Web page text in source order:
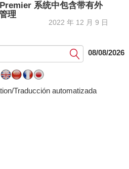
系统中包含带有外
理
2022 年 12 月 9 日
提
交
08/08/2026
Traducción automatizada